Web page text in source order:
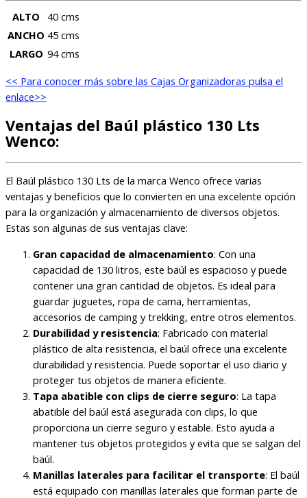
ALTO
40 cms
ANCHO 45 cms
LARGO 94 cms
<< Para conocer más sobre las Cajas Organizadoras pulsa el
enlace>>
Ventajas del Baúl plástico 130 Lts
Wenco:
El Baúl plástico 130 Lts de la marca Wenco ofrece varias
ventajas y beneficios que lo convierten en una excelente opción
para la organización y almacenamiento de diversos objetos.
Estas son algunas de sus ventajas clave:
Gran capacidad de almacenamiento: Con una
capacidad de 130 litros, este baúl es espacioso y puede
contener una gran cantidad de objetos. Es ideal para
guardar juguetes, ropa de cama, herramientas,
accesorios de camping y trekking, entre otros elementos.
Durabilidad y resistencia: Fabricado con material
plástico de alta resistencia, el baúl ofrece una excelente
durabilidad y resistencia. Puede soportar el uso diario y
proteger tus objetos de manera eficiente.
Tapa abatible con clips de cierre seguro: La tapa
abatible del baúl está asegurada con clips, lo que
proporciona un cierre seguro y estable. Esto ayuda a
mantener tus objetos protegidos y evita que se salgan del
baúl.
Manillas laterales para facilitar el transporte: El baúl
está equipado con manillas laterales que forman parte de